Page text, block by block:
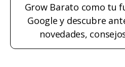
Grow Barato como tu
Google y descubre
novedades,